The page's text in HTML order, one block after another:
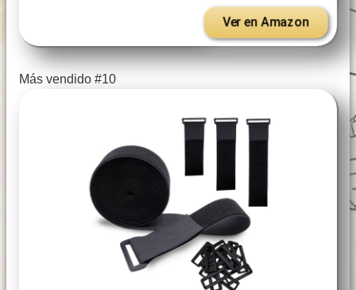
Ver en Amazon
Más vendido #10